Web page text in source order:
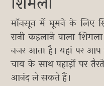
मॉनसून में घूमने के लिए
रानी कहलाने वाला
नजर आता है। यहां पर आप
चाय के साथ पहाड़ों पर
आनंद ले सकते हैं।